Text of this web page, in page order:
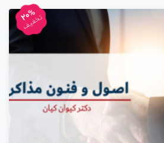
20%
تخفیف